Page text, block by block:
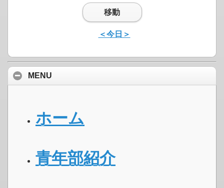
移動
＜今日＞
MENU
ホーム
青年部紹介